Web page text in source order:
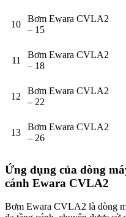
10
Bơm Ewara CVLA2
– 15
11
Bơm Ewara CVLA2
– 18
12
Bơm Ewara CVLA2
– 22
13
Bơm Ewara CVLA2
– 26
Ứng dụng của dòng
cánh Ewara CVLA2
Bơm Ewara CVLA2 là dòng